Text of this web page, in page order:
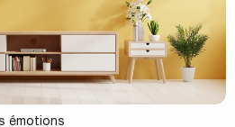
émotions